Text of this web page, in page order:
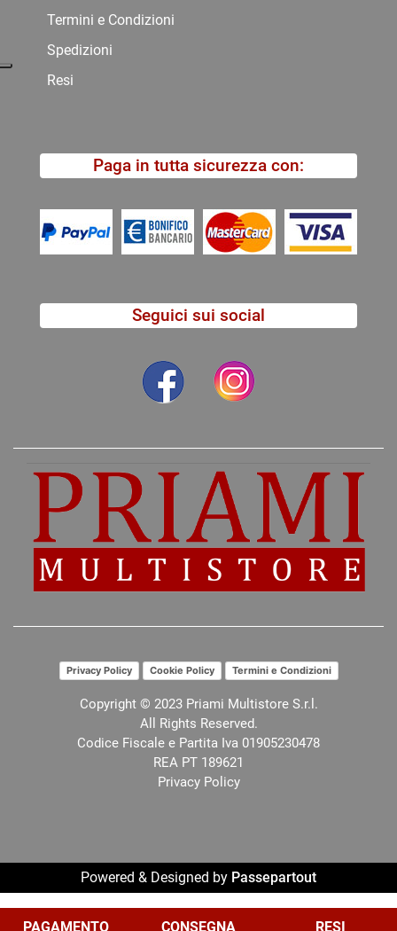
PAGAMENTO CONSEGNA RESI
Termini e Condizioni
Spedizioni
Resi
Paga in tutta sicurezza con:
Seguici sui social
Privacy Policy Cookie Policy Termini e Condizioni
Copyright © 2023 Priami Multistore S.r.l.
All Rights Reserved.
Codice Fiscale e Partita Iva 01905230478
REA PT 189621
Privacy Policy
Powered & Designed by Passepartout